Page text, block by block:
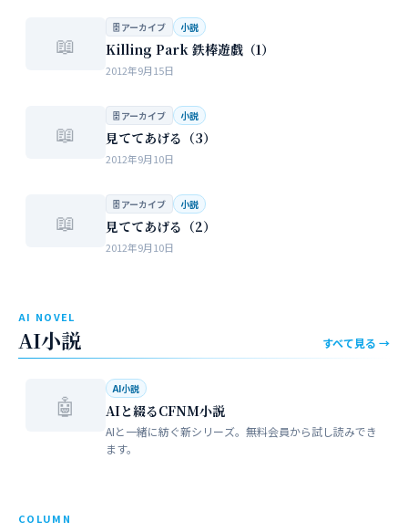
📖
🗄 アーカイブ 小説
Killing Park 鉄棒遊戯（1）
2012年9月15日
📖
🗄 アーカイブ 小説
見ててあげる（3）
2012年9月10日
📖
🗄 アーカイブ 小説
見ててあげる（2）
2012年9月10日
AI NOVEL
AI小説 すべて見る →
🤖
AI小説
AIと綴るCFNM小説
AIと一緒に紡ぐ新シリーズ。無料会員から試し読みでき
ます。
COLUMN